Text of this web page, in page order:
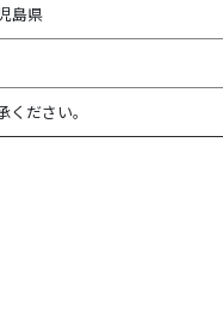
島県
ださい。